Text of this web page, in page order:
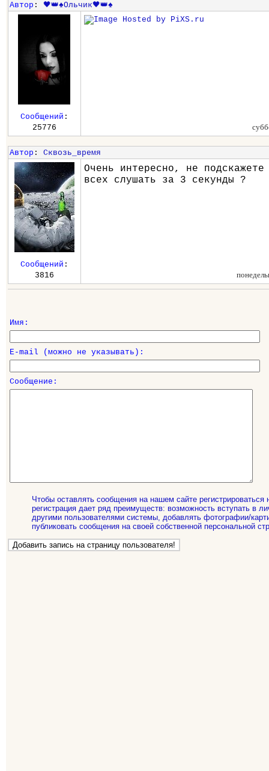
Автор : 🖤👑♠️Ольчик🖤👑♠️
Сообщений :
25776
Автор : Сквозь_время
Очень интересно, не
всех слушать за 3 секунды ?
Сообщений :
3816
Имя:
E-mail (можно не указывать):
Сообщение:
Чтобы оставлять сообщения на нашем сайте регистрироваться
регистрация дает ряд преимуществ: возможность вступать в
другими пользователями системы, добавлять фотографии/
публиковать сообщения на своей собственной персональной